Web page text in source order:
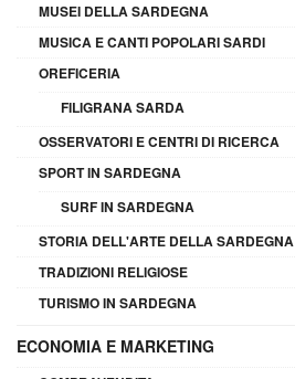
MUSEI DELLA SARDEGNA
MUSICA E CANTI POPOLARI SARDI
OREFICERIA
FILIGRANA SARDA
OSSERVATORI E CENTRI DI RICERCA
SPORT IN SARDEGNA
SURF IN SARDEGNA
STORIA DELL'ARTE DELLA SARDEGNA
TRADIZIONI RELIGIOSE
TURISMO IN SARDEGNA
ECONOMIA E MARKETING